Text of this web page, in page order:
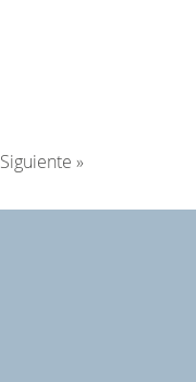
Siguiente »